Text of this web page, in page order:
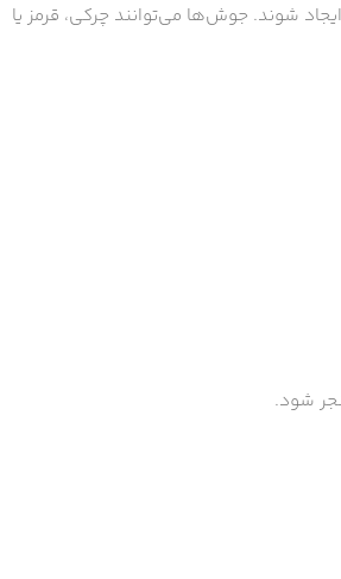
شوند. جوش‌ها می‌توانند چرکی، قرمز یا
شود.